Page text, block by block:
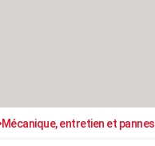
Mécanique, entretien et pannes